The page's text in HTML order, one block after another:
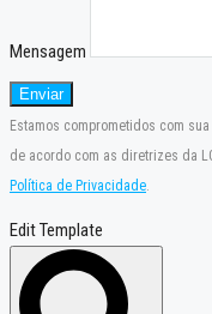
Mensagem
Enviar
Estamos comprometidos com
de acordo com as diretrizes da
Política de Privacidade.
Edit Template